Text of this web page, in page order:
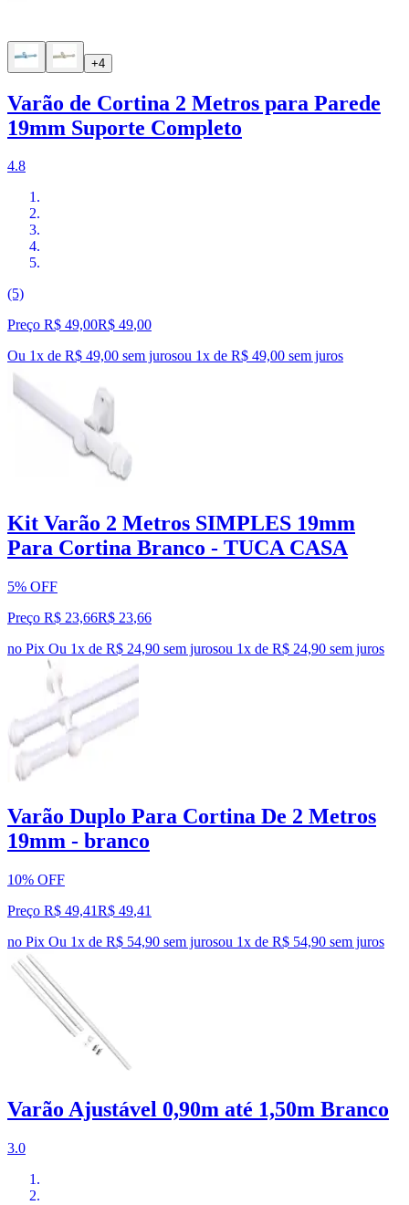
+4
Varão de Cortina 2 Metros para Parede
19mm Suporte Completo
4.8
(5)
Preço R$ 49,00R$ 49,00
Ou 1x de R$ 49,00 sem jurosou 1x de R$ 49,00 sem juros
Kit Varão 2 Metros SIMPLES 19mm
Para Cortina Branco - TUCA CASA
5% OFF
Preço R$ 23,66R$ 23,66
no Pix Ou 1x de R$ 24,90 sem jurosou 1x de R$ 24,90 sem juros
Varão Duplo Para Cortina De 2 Metros
19mm - branco
10% OFF
Preço R$ 49,41R$ 49,41
no Pix Ou 1x de R$ 54,90 sem jurosou 1x de R$ 54,90 sem juros
Varão Ajustável 0,90m até 1,50m Branco
3.0